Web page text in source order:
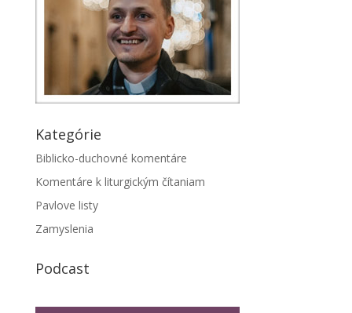
Kategórie
Biblicko-duchovné komentáre
Komentáre k liturgickým čítaniam
Pavlove listy
Zamyslenia
Podcast